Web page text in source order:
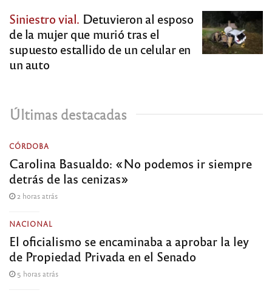
Siniestro vial. Detuvieron al esposo
de la mujer que murió tras el
supuesto estallido de un celular en
un auto
Últimas destacadas
CÓRDOBA
Carolina Basualdo: «No podemos ir siempre
detrás de las cenizas»
2 horas atrás
NACIONAL
El oficialismo se encaminaba a aprobar la ley
de Propiedad Privada en el Senado
5 horas atrás